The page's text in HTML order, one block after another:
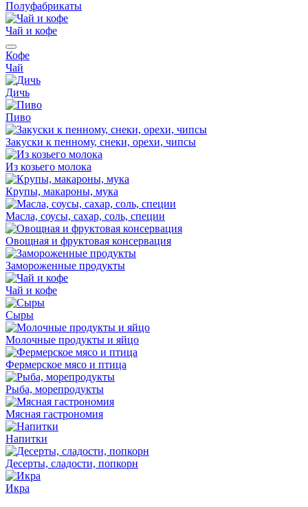
Полуфабрикаты
Чай и кофе
Кофе
Чай
Дичь
Пиво
Закуски к пенному, снеки, орехи, чипсы
Из козьего молока
Крупы, макароны, мука
Масла, соусы, сахар, соль, специи
Овощная и фруктовая консервация
Замороженные продукты
Чай и кофе
Сыры
Молочные продукты и яйцо
Фермерское мясо и птица
Рыба, морепродукты
Мясная гастрономия
Напитки
Десерты, сладости, попкорн
Икра